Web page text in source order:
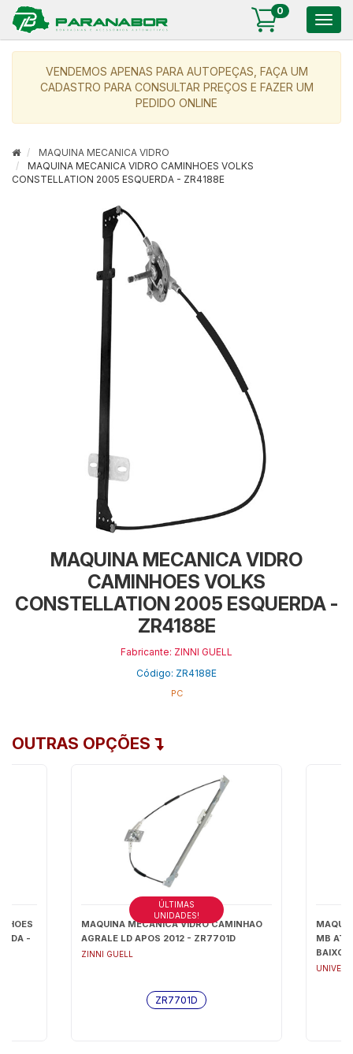
0
VENDEMOS APENAS PARA AUTOPEÇAS, FAÇA UM
CADASTRO PARA CONSULTAR PREÇOS E FAZER UM
PEDIDO ONLINE
MAQUINA MECANICA VIDRO
MAQUINA MECANICA VIDRO CAMINHOES VOLKS
CONSTELLATION 2005 ESQUERDA - ZR4188E
MAQUINA MECANICA VIDRO
CAMINHOES VOLKS
CONSTELLATION 2005 ESQUERDA -
ZR4188E
Fabricante: ZINNI GUELL
Código: ZR4188E
PC
OUTRAS OPÇÕES
-
MAQUINA MECANICA VIDRO CAMINHAO
AGRALE LD APOS 2012 - ZR7701D
ZINNI GUELL
ÚLTIMAS
UNIDADES!
ZR7701D
MB
BAIXO)
UNIVEL